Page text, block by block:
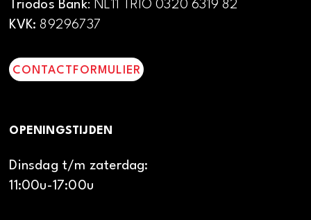
Triodos Bank: NL11 TRIO 0320 6319 82
KVK: 89296737
CONTACTFORMULIER
OPENINGSTIJDEN
Dinsdag t/m zaterdag:
11:00u-17:00u